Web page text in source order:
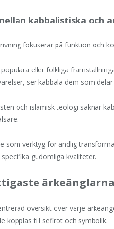
kabbalistiska och
fokuserar på funktion och
eller folkliga
ser kabbala dem som
och islamisk teologi saknar
som verktyg för andlig
gudomliga kvaliteter.
översikt över varje
kopplas till sefirot och symbolik.